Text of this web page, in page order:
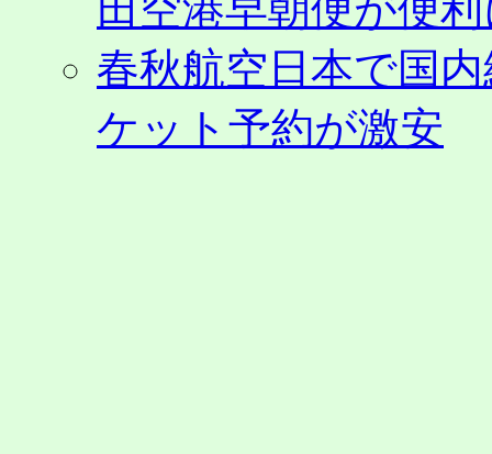
春秋航空日本で国
ケット予約が激安